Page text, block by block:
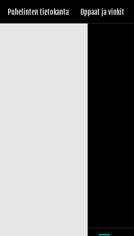
Puhelinten tietokanta Oppaat ja vinkit